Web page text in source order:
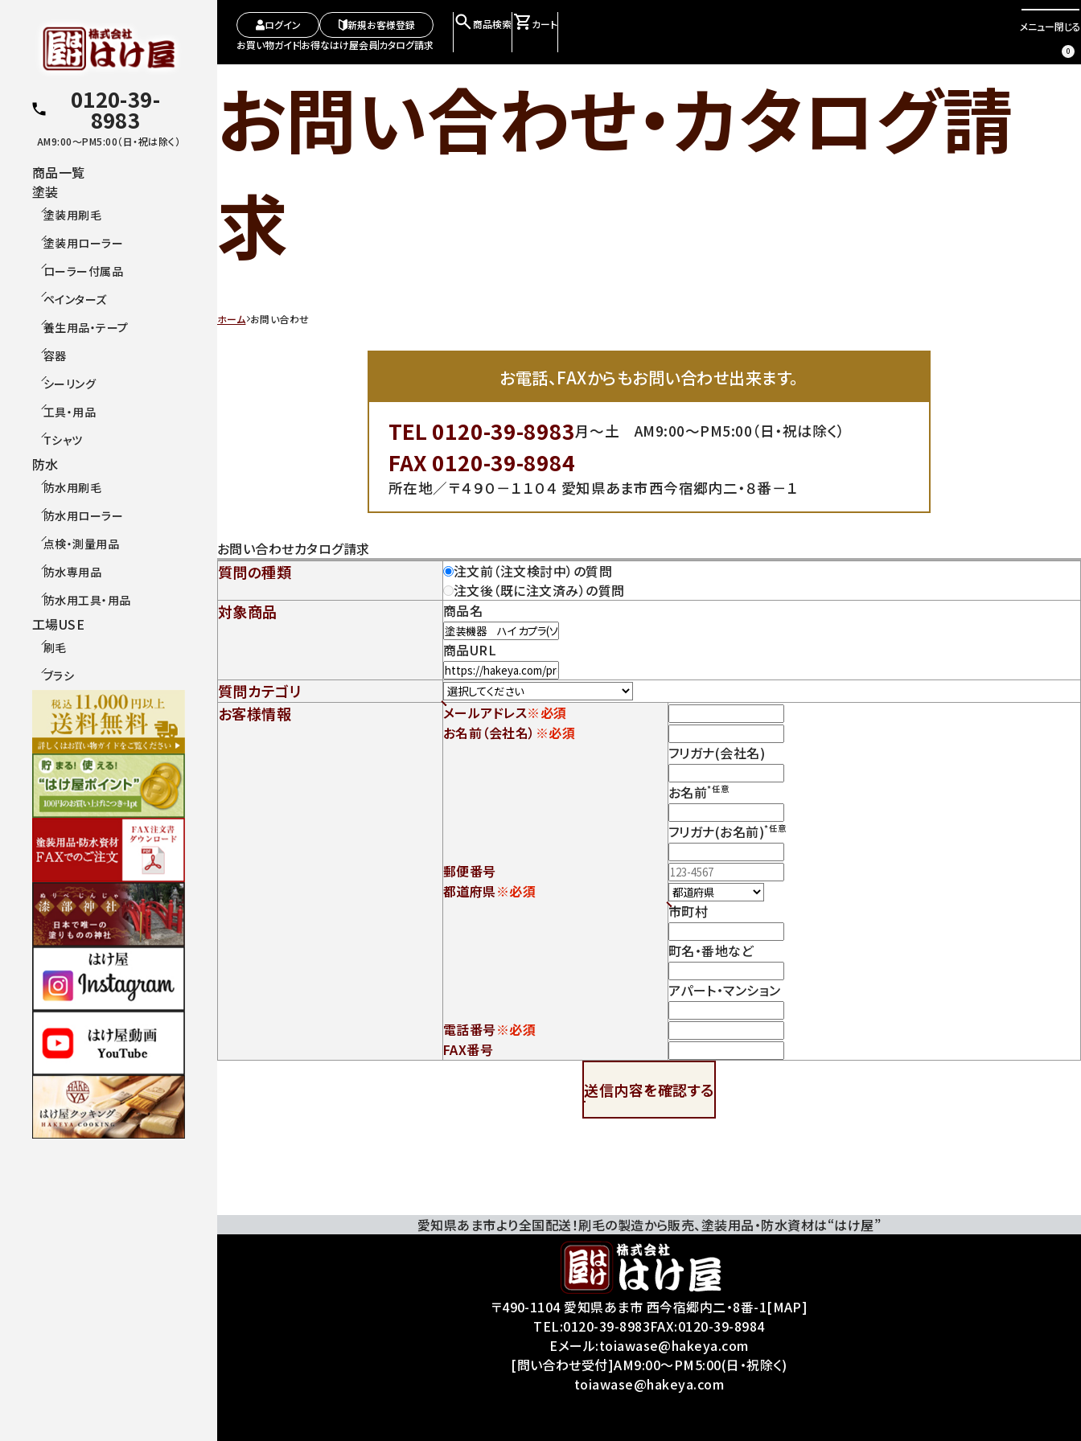
ログイン
新規お客様登録
お買い物ガイドお得なはけ屋会員カタログ請求
商品検索 カート
0
メニュー閉じる
お問い合わせ・カタログ請
求
ホーム お問い合わせ
お電話、FAXからもお問い合わせ出来ます。
TEL 0120-39-8983月～土 AM9:00～PM5:00（日・祝は除く）
FAX 0120-39-8984
所在地／〒４９０－１１０４ 愛知県あま市西今宿郷内二・８番－１
お問い合わせカタログ請求
質問の種類
注文前（注文検討中）の質問
注文後（既に注文済み）の質問
対象商品 商品名
商品URL
質問カテゴリ
お客様情報
メールアドレス※必須
お名前（会社名） ※必須
フリガナ(会社名)
お名前*任意
フリガナ(お名前)*任意
郵便番号
都道府県※必須
市町村
町名・番地など
アパート・マンション
電話番号※必須
FAX番号
送信内容を確認する
0120-39-
8983
AM9:00～PM5:00（日・祝は除く）
商品一覧
塗装
塗装用刷毛
塗装用ローラー
ローラー付属品
ペインターズ
養生用品・テープ
容器
シーリング
工具・用品
Tシャツ
防水
防水用刷毛
防水用ローラー
点検・測量用品
防水専用品
防水用工具・用品
工場USE
刷毛
ブラシ
愛知県あま市より全国配送！刷毛の製造から販売、塗装用品・防水資材は“はけ屋”
〒490-1104 愛知県あま市 西今宿郷内二・8番-1[MAP]
TEL:0120-39-8983FAX:0120-39-8984
Eメール:toiawase@hakeya.com
[問い合わせ受付]AM9:00～PM5:00(日・祝除く)
toiawase@hakeya.com